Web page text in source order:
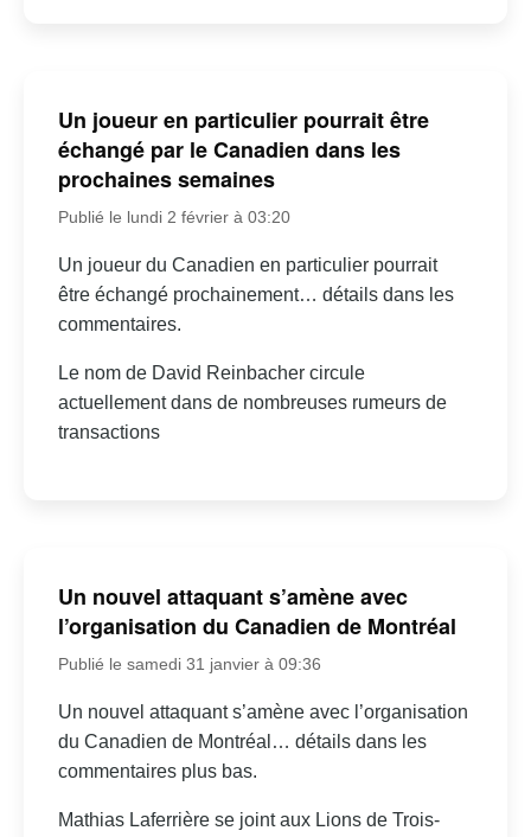
Un joueur en particulier pourrait être
échangé par le Canadien dans les
prochaines semaines
Publié le lundi 2 février à 03:20
Un joueur du Canadien en particulier pourrait
être échangé prochainement… détails dans les
commentaires.
Le nom de David Reinbacher circule
actuellement dans de nombreuses rumeurs de
transactions
Un nouvel attaquant s’amène avec
l’organisation du Canadien de Montréal
Publié le samedi 31 janvier à 09:36
Un nouvel attaquant s’amène avec l’organisation
du Canadien de Montréal… détails dans les
commentaires plus bas.
Mathias Laferrière se joint aux Lions de Trois-